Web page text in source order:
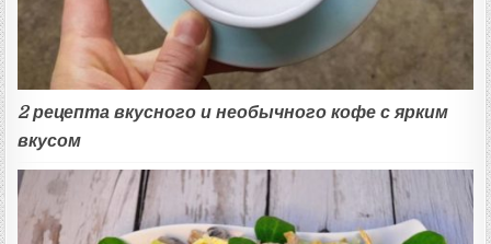
2 рецепта вкусного и необычного кофе с ярким
вкусом